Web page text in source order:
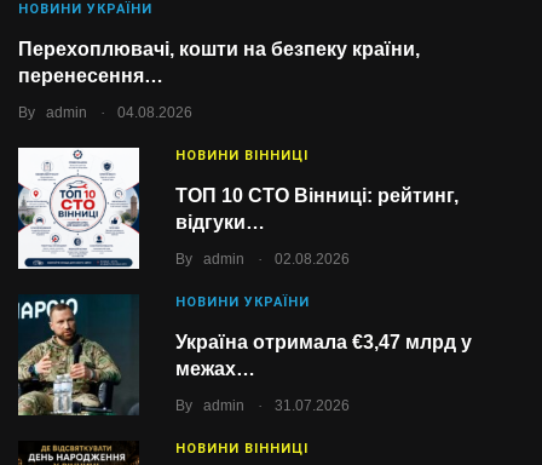
НОВИНИ УКРАЇНИ
Перехоплювачі, кошти на безпеку країни,
перенесення…
By admin . 04.08.2026
НОВИНИ ВІННИЦІ
ТОП 10 СТО Вінниці: рейтинг,
відгуки…
By admin . 02.08.2026
НОВИНИ УКРАЇНИ
Україна отримала €3,47 млрд у
межах…
By admin . 31.07.2026
НОВИНИ ВІННИЦІ